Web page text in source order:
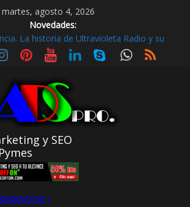
martes, agosto 4, 2026
Novedades:
La historia de Ultravioleta Radio y su
digital
y las Redes Sociales
de tu Clínica Dental en Directorios
y Cómo detectar microcarencias
y SEO
SERVICIOS ǀ